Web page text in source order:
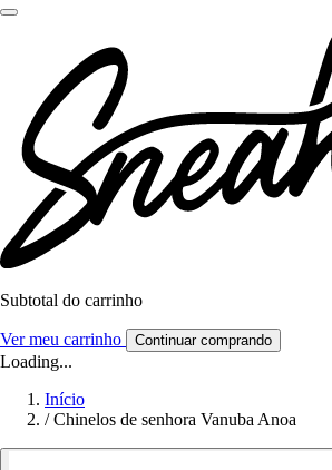
Subtotal do carrinho
Ver meu carrinho Continuar comprando
Loading...
Início
/ Chinelos de senhora Vanuba Anoa